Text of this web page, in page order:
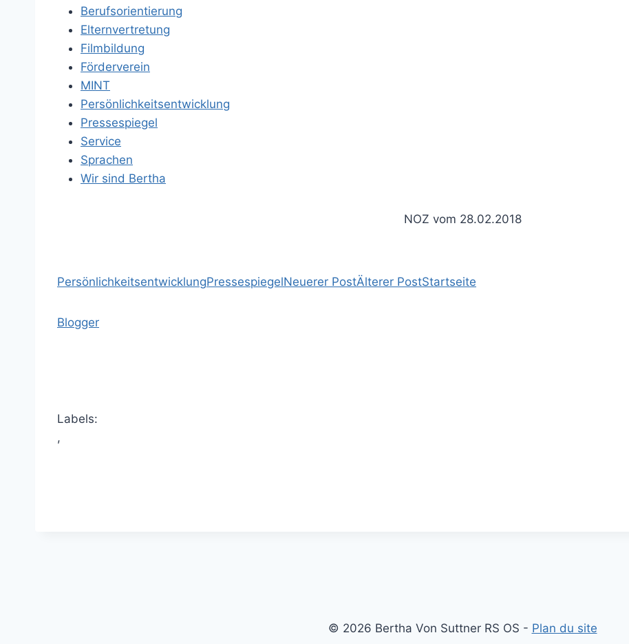
Berufsorientierung
Elternvertretung
Filmbildung
Förderverein
MINT
Persönlichkeitsentwicklung
Pressespiegel
Service
Sprachen
Wir sind Bertha
NOZ vom 28.02.2018
PersönlichkeitsentwicklungPressespiegelNeuerer PostÄlterer PostStartseite
Blogger
Labels:
,
© 2026 Bertha Von Suttner RS OS - Plan du site